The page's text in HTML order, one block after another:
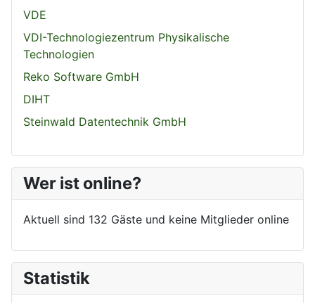
VDE
VDI-Technologiezentrum Physikalische
Technologien
Reko Software GmbH
DIHT
Steinwald Datentechnik GmbH
Wer ist online?
Aktuell sind 132 Gäste und keine Mitglieder online
Statistik